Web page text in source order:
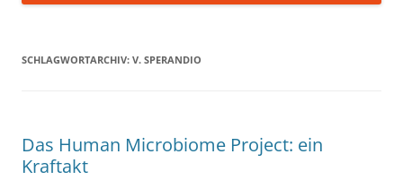
SCHLAGWORTARCHIV: V. SPERANDIO
Das Human Microbiome Project: ein
Kraftakt